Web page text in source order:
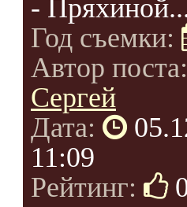
-
Год съемки:
Автор
Сергей
Дата:
11:09
Рейтинг: